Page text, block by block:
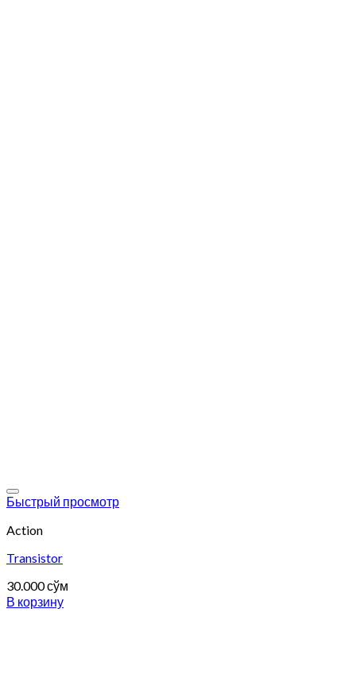
Быстрый просмотр
Action
Transistor
30.000сўм
В корзину